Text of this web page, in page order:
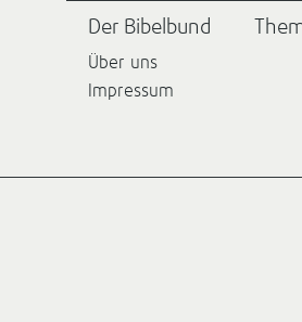
Der Bibelbund
Über uns
Impressum